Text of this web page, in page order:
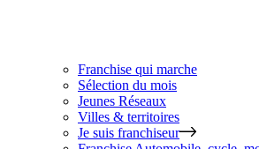
Franchise qui marche
Sélection du mois
Jeunes Réseaux
Villes & territoires
Je suis franchiseur